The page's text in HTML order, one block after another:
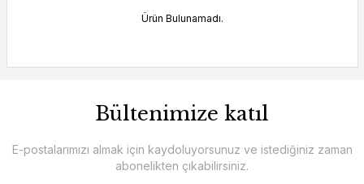
Ürün Bulunamadı.
Bültenimize katıl
E-postalarımızı almak için kaydoluyorsunuz ve istediğiniz zaman
abonelikten çıkabilirsiniz.